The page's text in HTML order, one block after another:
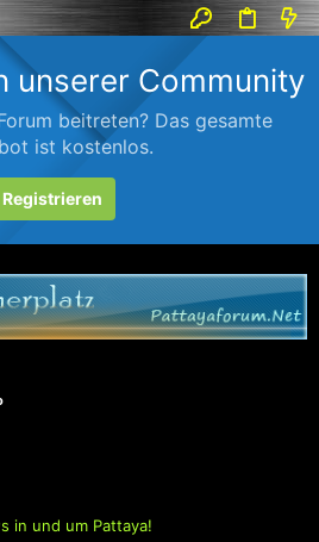
unserer Community
beitreten? Das gesamte
ist kostenlos.
Registrieren
in und um Pattaya!